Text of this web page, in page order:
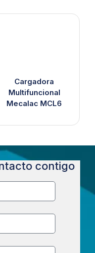
Cargadora
Multifuncional
Mecalac MCL6
contigo